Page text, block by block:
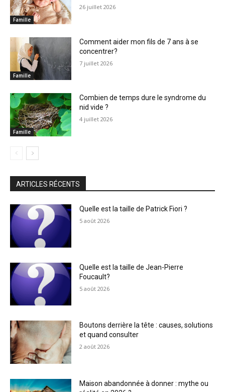
Famille
26 juillet 2026
Famille
Comment aider mon fils de 7 ans à se
concentrer?
7 juillet 2026
Famille
Combien de temps dure le syndrome du
nid vide ?
4 juillet 2026
ARTICLES RÉCENTS
Quelle est la taille de Patrick Fiori ?
5 août 2026
Quelle est la taille de Jean-Pierre
Foucault?
5 août 2026
Boutons derrière la tête : causes, solutions
et quand consulter
2 août 2026
Maison abandonnée à donner : mythe ou